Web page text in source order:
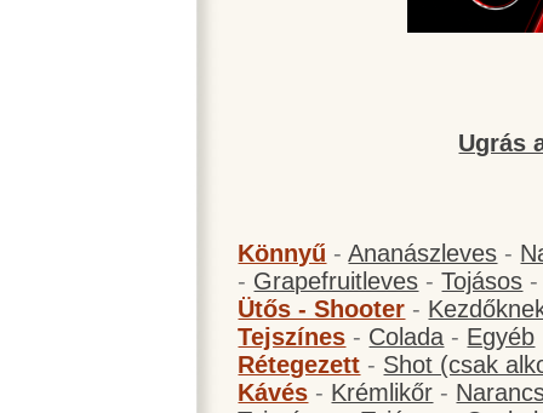
Ugrás
Könnyű -Ananászleves -
- Grapefruitleves -Tojásos
Ütős - Shooter -
Tejszínes - Colada - Egyéb
Rétegezett - Shot (csak
Kávés - Krémlikőr -